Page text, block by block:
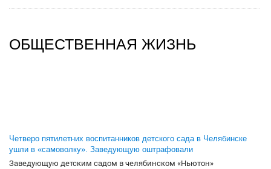
ОБЩЕСТВЕННАЯ ЖИЗНЬ
Четверо пятилетних воспитанников детского сада в Челябинске
ушли в «самоволку». Заведующую оштрафовали
Заведующую детским садом в челябинском «Ньютон»